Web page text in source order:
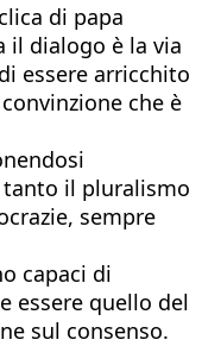
di papa
il dialogo è la via
essere arricchito
che è
tanto il pluralismo
sempre
capaci di
essere quello del
sul consenso.